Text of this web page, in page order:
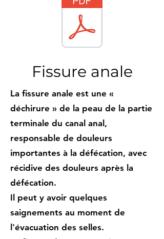
Fissure anale
La fissure anale est une «
déchirure » de la peau de la partie
terminale du canal anal,
responsable de douleurs
importantes à la défécation, avec
récidive des douleurs après la
défécation.
​Il peut y avoir quelques
saignements au moment de
l'évacuation des selles.